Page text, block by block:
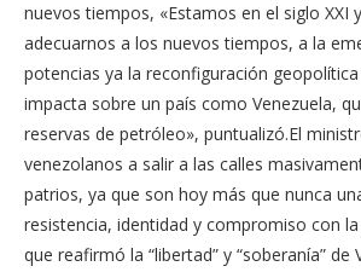
nuevos tiempos, «Estamos en el siglo XXI
adecuarnos a los nuevos tiempos, a la
potencias ya la reconfiguración
impacta sobre un país como Venezuela,
reservas de petróleo», puntualizó.El
venezolanos a salir a las calles
patrios, ya que son hoy más que nunca
resistencia, identidad y compromiso con
que reafirmó la “libertad” y “soberanía” de